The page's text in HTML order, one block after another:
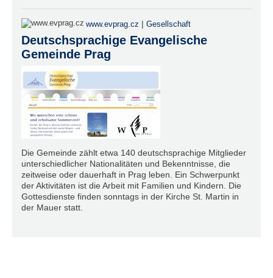
www.evprag.cz | Gesellschaft
Deutschsprachige Evangelische
Gemeinde Prag
Die Gemeinde zählt etwa 140 deutschsprachige Mitglieder
unterschiedlicher Nationalitäten und Bekenntnisse, die
zeitweise oder dauerhaft in Prag leben. Ein Schwerpunkt
der Aktivitäten ist die Arbeit mit Familien und Kindern. Die
Gottesdienste finden sonntags in der Kirche St. Martin in
der Mauer statt.